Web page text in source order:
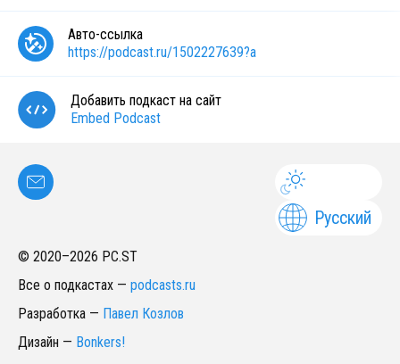
Авто-ссылка
https://podcast.ru/1502227639?a
Добавить подкаст на сайт
Embed Podcast
Русский
© 2020–2026 PC.ST
Все о подкастах — podcasts.ru
Разработка — Павел Козлов
Дизайн — Bonkers!